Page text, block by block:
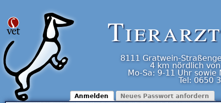
8111 Gratwein-
4 km nördlich
Mo-Sa: 9-11 Uhr sowie
Tel: 0650
Anmelden Neues Passwort anfordern